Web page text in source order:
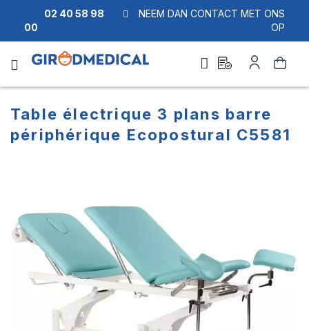
02 40 58 98
00
NEEM DAN CONTACT MET ONS
OP
Zoek
quote
Table électrique 3 plans barre
périphérique Ecopostural C5581
van
de
afbeeldingen-
van
de
afbeeldingen-